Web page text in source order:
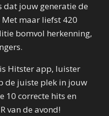
dat jouw generatie de
maar liefst 420
bomvol herkenning,
Hitster app, luister
de juiste plek in jouw
10 correcte hits en
van de avond!